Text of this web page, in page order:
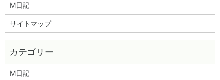
M日記
サイトマップ
M日記